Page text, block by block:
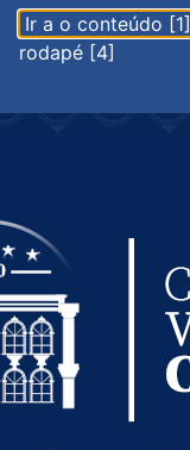
Ir a o conteúdo [1]
rodapé [4]